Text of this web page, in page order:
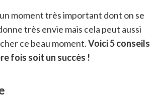
moment très important dont on se
très envie mais cela peut aussi
ce beau moment.Voici 5 conseils
fois soit un succès !